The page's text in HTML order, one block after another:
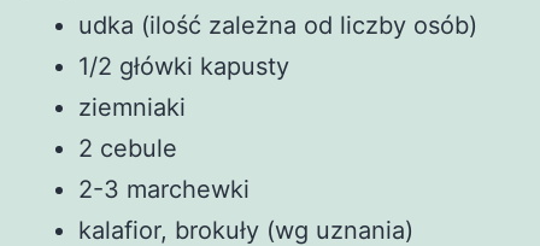
udka (ilość zależna od liczby osób)
1/2 główki kapusty
ziemniaki
2 cebule
2-3 marchewki
kalafior, brokuły (wg uznania)